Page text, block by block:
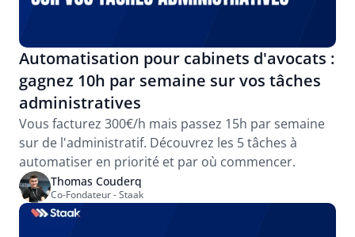
Automatisation pour cabinets d'avocats :
gagnez 10h par semaine sur vos tâches
administratives
Vous facturez 300€/h mais passez 15h par semaine
sur de l'administratif. Découvrez les 5 tâches à
automatiser en priorité et par où commencer.
Thomas Couderq
Co-Fondateur - Staak